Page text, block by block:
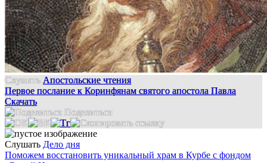
Слушать Апостольские чтения
Первое послание к Коринфянам святого апостола Павла
Скачать
Поделиться
Слушать Дело дня
Поможем восстановить уникальный храм в Курбе с фондом